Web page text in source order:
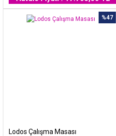
%47
Lodos Çalışma Masası